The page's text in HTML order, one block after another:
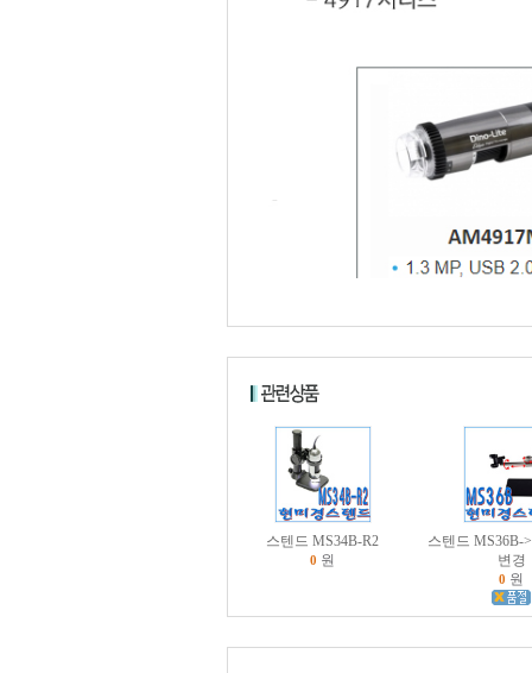
스텐드 MS34B-R2
0 원
스텐드 MS36B-
변경
0 원